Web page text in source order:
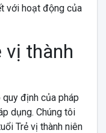
với hoạt động của
vị thành
định của pháp
dụng. Chúng tôi
Trẻ vị thành niên